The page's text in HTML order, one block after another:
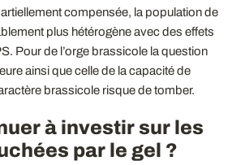
compensée, la population de
plus hétérogène avec des effets
Pour de l’orge brassicole la question
ainsi que celle de la capacité de
brassicole risque de tomber.
à investir sur les
par le gel ?